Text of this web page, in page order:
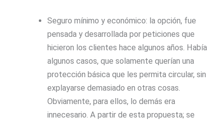
Seguro mínimo y económico: la opción, fue
pensada y desarrollada por peticiones que
hicieron los clientes hace algunos años. Había
algunos casos, que solamente querían una
protección básica que les permita circular, sin
explayarse demasiado en otras cosas.
Obviamente, para ellos, lo demás era
innecesario. A partir de esta propuesta; se